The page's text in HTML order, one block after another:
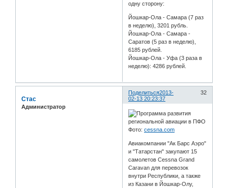
одну сторону:
Йошкар-Ола - Самара (7 раз
в неделю), 3201 рубль.
Йошкар-Ола - Самара -
Саратов (5 раз в неделю),
6185 рублей.
Йошкар-Ола - Уфа (3 раза в
неделю): 4286 рублей.
Поделиться 32
2013-
02-13 20:23:37
Стас
Администратор
Фото:cessna.com
Авиакомпании "Ак Барс Аэро"
и "Татарстан" закупают 15
самолетов Cessna Grand
Caravan для перевозок
внутри Республики, а также
из Казани в Йошкар-Олу,